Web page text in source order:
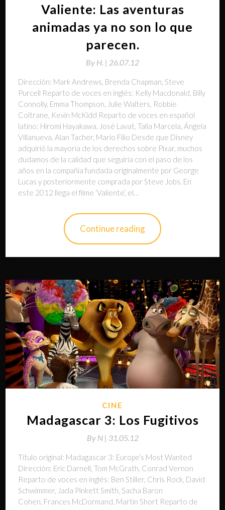
Valiente: Las aventuras
animadas ya no son lo que
parecen.
By H. | 26.07.12
Dirección: Mark Andrews, Brenda Chapman, Steve
Purcell Reparto de voces en inglés: Kelly Macdonald, Billy
Connolly, Emma Thompson, Julie Walters, Robbie
Coltrane, Kevin McKidd Reparto de voces en español
latino: Hiromi Hayakawa, José Lavat, Talía Marcela, Ángela
Villanueva, Alan Tacher, Mario Filio Desde que Disney
adquirió la mayoría de los derechos sobre Pixar, muchos
dudamos de la calidad que seguiría con el paso de los
años en la compañía fundada originalmente por George
Lucas y posteriormente comprada por Steve Jobs. En
este 2012 llega el filme ‘Valiente’, el…
Continue reading
CINE
Madagascar 3: Los Fugitivos
By N | 31.05.12
Título original: Madagascar 3: Europe’s Most Wanted
Dirección: Eric Darnell, Tom McGrath, Conrad Vernon
Reparto de voces en inglés: Ben Stiller, Chris Rock, David
Schwimmer, Jada Pinkett Smith, Sacha Baron
Cohen, Frances McDormand, Martin Short Reparto de